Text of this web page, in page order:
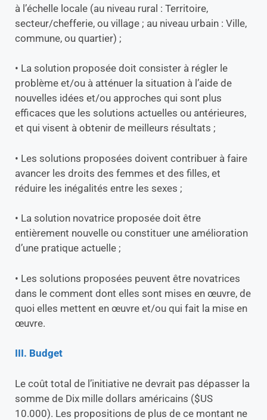
à l’échelle locale (au niveau rural : Territoire,
secteur/chefferie, ou village ; au niveau urbain : Ville,
commune, ou quartier) ;
• La solution proposée doit consister à régler le
problème et/ou à atténuer la situation à l’aide de
nouvelles idées et/ou approches qui sont plus
efficaces que les solutions actuelles ou antérieures,
et qui visent à obtenir de meilleurs résultats ;
• Les solutions proposées doivent contribuer à faire
avancer les droits des femmes et des filles, et
réduire les inégalités entre les sexes ;
• La solution novatrice proposée doit être
entièrement nouvelle ou constituer une amélioration
d’une pratique actuelle ;
• Les solutions proposées peuvent être novatrices
dans le comment dont elles sont mises en œuvre, de
quoi elles mettent en œuvre et/ou qui fait la mise en
œuvre.
III. Budget
Le coût total de l’initiative ne devrait pas dépasser la
somme de Dix mille dollars américains ($US
10.000). Les propositions de plus de ce montant ne